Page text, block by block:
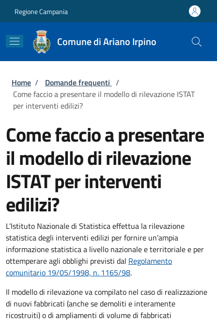
Regione Campania
Comune di Ariano Irpino
Briciole di pane
Home / Domande frequenti /
Come faccio a presentare il modello di rilevazione ISTAT
per interventi edilizi?
Come faccio a presentare
il modello di rilevazione
ISTAT per interventi
edilizi?
L’Istituto Nazionale di Statistica effettua la rilevazione
statistica degli interventi edilizi per fornire un’ampia
informazione statistica a livello nazionale e territoriale e per
ottemperare agli obblighi previsti dal Regolamento
comunitario 19/05/1998, n. 1165/98.
Il modello di rilevazione va compilato nel caso di realizzazione
di nuovi fabbricati (anche se demoliti e interamente
ricostruiti) o di ampliamenti di volume di fabbricati